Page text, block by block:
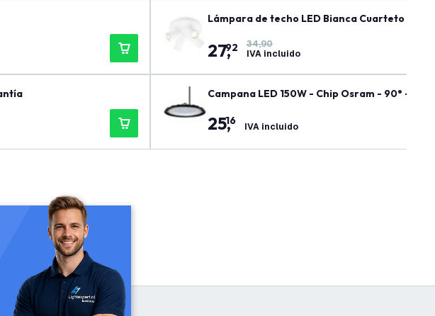
Lámpara de techo LED Bianca Cuarteto -
27,
92
34,90
IVA incluido
Campana LED 150W - Chip Osram - 90° -
25,
16 IVA incluido